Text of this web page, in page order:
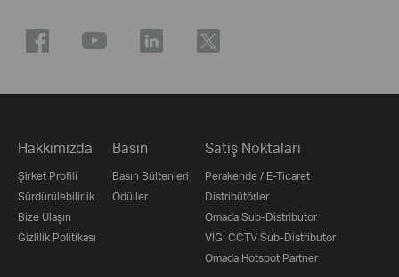
Hakkımızda
Şirket Profili
Sürdürülebilirlik
Bize Ulaşın
Gizlilik Politikası
Basın
Basın Bültenleri
Ödüller
Satış Noktaları
Perakende / E-Ticaret
Distribütörler
Omada Sub-Distributor
VIGI CCTV Sub-Distributor
Omada Hotspot Partner